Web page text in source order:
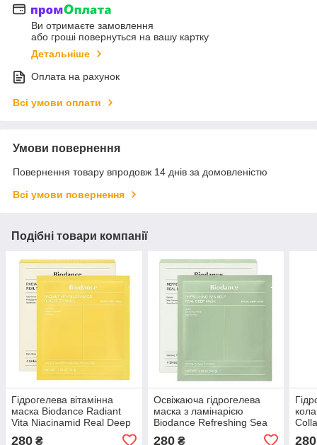
Ви отримаєте замовлення
або гроші повернуться на вашу картку
Детальніше
Оплата на рахунок
Всі умови оплати
Умови повернення
Повернення товару впродовж 14 днів за домовленістю
Всі умови повернення
Подібні товари компанії
Гідрогелева вітамінна
маска Biodance Radiant
Vita Niacinamid Real Deep
280 ₴
Освіжаюча гідрогелева
маска з ламінарією
Biodance Refreshing Sea
280₴ 280